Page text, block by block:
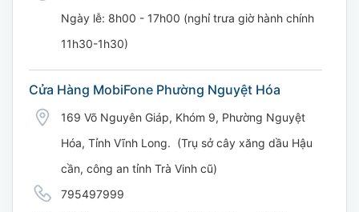
Ngày lễ: 8h00 - 17h00 (nghỉ trưa giờ hành chính
11h30-1h30)
Cửa Hàng MobiFone Phường Nguyệt Hóa
169 Võ Nguyên Giáp, Khóm 9, Phường Nguyệt
Hóa, Tỉnh Vĩnh Long. (Trụ sở cây xăng dầu Hậu
cần, công an tỉnh Trà Vinh cũ)
795497999